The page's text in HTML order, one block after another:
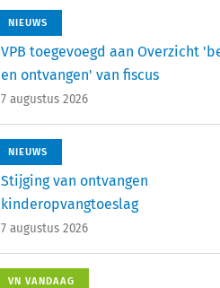
NIEUWS
VPB toegevoegd aan Overzicht
en ontvangen' van fiscus
7 augustus 2026
NIEUWS
Stijging van ontvangen
kinderopvangtoeslag
7 augustus 2026
VN VANDAAG